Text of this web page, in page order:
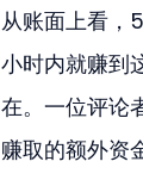
从账面上看，
小时内就赚到
在。一位评论
赚取的额外资